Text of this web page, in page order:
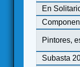
En
Pintores,
Subasta